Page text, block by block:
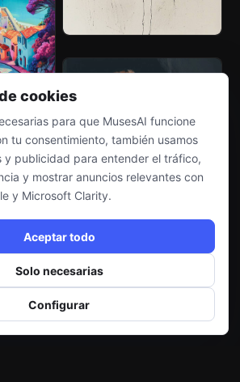
cookies
para que MusesAI funcione
tu consentimiento, también usamos
y publicidad para entender el tráfico,
y mostrar anuncios relevantes con
y Microsoft Clarity.
Aceptar todo
Solo necesarias
Configurar